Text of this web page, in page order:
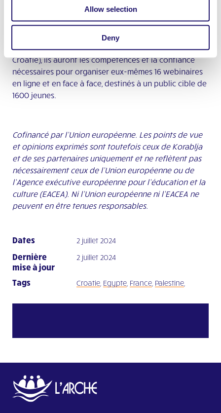
Allow selection
Deny
travailleurs – avec ou sans handicap – recevra une
formation transnationale en renforcement de
capacités. Une fois qu’ils auront terminé les 4 modules
de formation (y compris une session en présentiel en
Croatie), ils auront les compétences et la confiance
nécessaires pour organiser eux-mêmes 16 webinaires
en ligne et en face à face, destinés à un public cible de
1600 jeunes.
Cofinancé par l’Union européenne. Les points de vue
et opinions exprimés sont toutefois ceux de Korablja
et de ses partenaires uniquement et ne reflètent pas
nécessairement ceux de l’Union européenne ou de
l’Agence exécutive européenne pour l’éducation et la
culture (EACEA). Ni l’Union européenne ni l’EACEA ne
peuvent en être tenues responsables.
Dates 2 juillet 2024
Dernière
mise à jour
2 juillet 2024
Tags Croatie Egypte France Palestine